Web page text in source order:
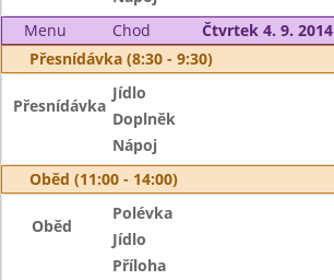
Menu
Chod
Čtvrtek 4. 9. 2014
Přesnídávka (8:30 - 9:30)
Přesnídávka
Jídlo
Doplněk
Nápoj
Oběd (11:00 - 14:00)
Oběd
Polévka
Jídlo
Příloha